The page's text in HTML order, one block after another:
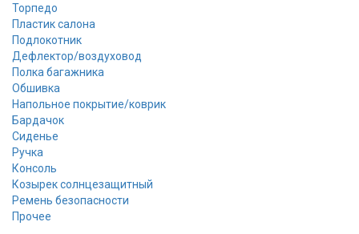
Торпедо
Пластик салона
Подлокотник
Дефлектор/воздуховод
Полка багажника
Обшивка
Напольное покрытие/коврик
Бардачок
Сиденье
Ручка
Консоль
Козырек солнцезащитный
Ремень безопасности
Прочее